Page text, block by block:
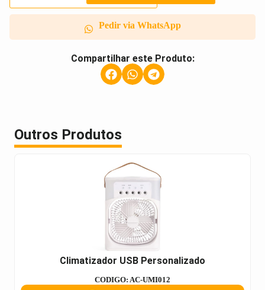
Pedir via WhatsApp
Compartilhar este Produto:
Outros Produtos
Climatizador USB Personalizado
CODIGO: AC-UMI012